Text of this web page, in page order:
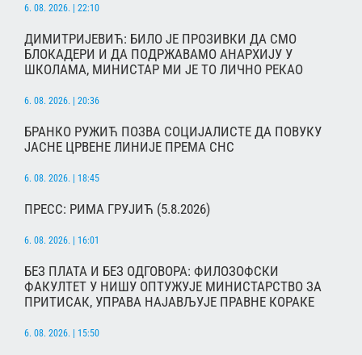
6. 08. 2026. | 22:10
ДИМИТРИЈЕВИЋ: БИЛО ЈЕ ПРОЗИВКИ ДА СМО
БЛОКАДЕРИ И ДА ПОДРЖАВАМО АНАРХИЈУ У
ШКОЛАМА, МИНИСТАР МИ ЈЕ ТО ЛИЧНО РЕКАО
6. 08. 2026. | 20:36
БРАНКО РУЖИЋ ПОЗВА СОЦИЈАЛИСТЕ ДА ПОВУКУ
ЈАСНЕ ЦРВЕНЕ ЛИНИЈЕ ПРЕМА СНС
6. 08. 2026. | 18:45
ПРЕСС: РИМА ГРУЈИЋ (5.8.2026)
6. 08. 2026. | 16:01
БЕЗ ПЛАТА И БЕЗ ОДГОВОРА: ФИЛОЗОФСКИ
ФАКУЛТЕТ У НИШУ ОПТУЖУЈЕ МИНИСТАРСТВО ЗА
ПРИТИСАК, УПРАВА НАЈАВЉУЈЕ ПРАВНЕ КОРАКЕ
6. 08. 2026. | 15:50